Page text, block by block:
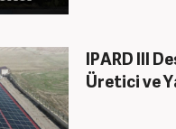
IPARD III
Üretici ve